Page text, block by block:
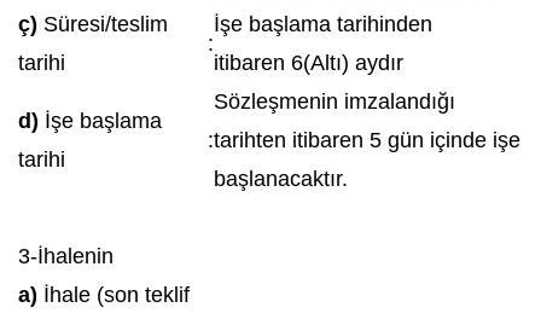
ç) Süresi/teslim
tarihi
:
İşe başlama tarihinden
itibaren 6(Altı) aydır
d) İşe başlama
tarihi
:
Sözleşmenin imzalandığı
tarihten itibaren 5 gün içinde işe
başlanacaktır.
3-İhalenin
a) İhale (son teklif